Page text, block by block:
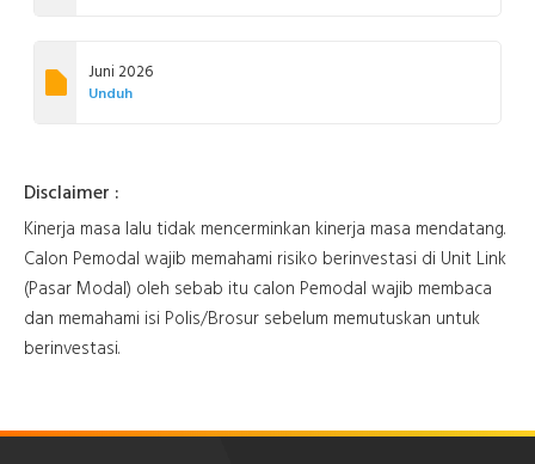
Juni 2026
Unduh
Disclaimer :
Kinerja masa lalu tidak mencerminkan kinerja masa mendatang.
Calon Pemodal wajib memahami risiko berinvestasi di Unit Link
(Pasar Modal) oleh sebab itu calon Pemodal wajib membaca
dan memahami isi Polis/Brosur sebelum memutuskan untuk
berinvestasi.